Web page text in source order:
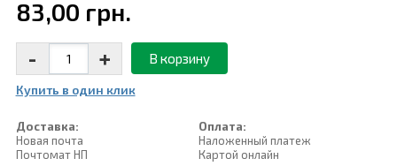
83,00 грн.
- + В корзину
Купить в один клик
Доставка:
Новая почта
Почтомат НП
Оплата:
Наложенный платеж
Картой онлайн